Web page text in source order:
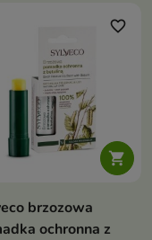

favorite_border
brzozowa
ochronna z